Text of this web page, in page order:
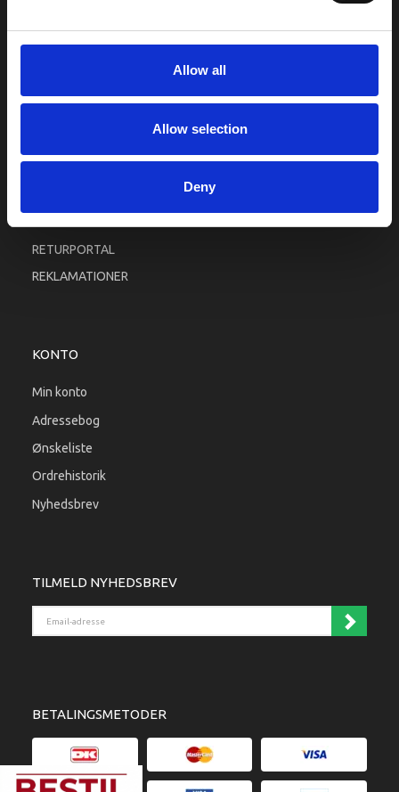
Allow all
Allow selection
Deny
Kundeklub
RETURPORTAL
REKLAMATIONER
KONTO
Min konto
Adressebog
Ønskeliste
Ordrehistorik
Nyhedsbrev
TILMELD NYHEDSBREV
BETALINGSMETODER